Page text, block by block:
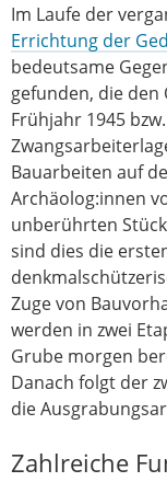
Im Laufe der
Errichtung der
bedeutsame
gefunden, die den
Frühjahr 1945
Bauarbeiten auf
Archäolog:innen
unberührten
sind dies die
Zuge von
werden in zwei
Grube morgen
Danach folgt der
die
Zahlreiche